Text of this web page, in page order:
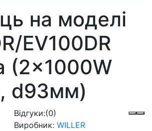
на моделі
EV100DR
(2x1000W
d93мм)
Відгуки:(0)
Виробник: WILLER